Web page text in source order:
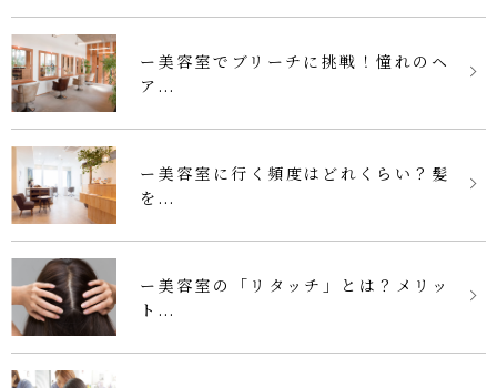
ー美容室でブリーチに挑戦！憧れのヘ
ア...
ー美容室に行く頻度はどれくらい？髪
を...
ー美容室の「リタッチ」とは？メリッ
ト...